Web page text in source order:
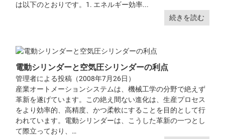
は以下のとおりです。1. エネルギー効率...
続きを読む
電動シリンダーと空気圧シリンダーの利点
管理者による投稿（2008年7月26日）
産業オートメーションシステムは、機械工学の分野で絶えず
革新を遂げています。この絶え間ない進化は、生産プロセス
をより効率的、高精度、かつ柔軟にすることを目的として行
われています。電動シリンダーは、こうした革新の一つとし
て際立っており、…